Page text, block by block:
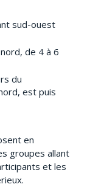
sud-ouest
de 4 à 6
du
est puis
en
groupes allant
et les